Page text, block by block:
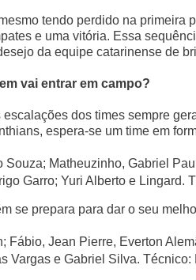
tendo perdido na primeira
e uma vitória. Essa
da equipe catarinense de
vai entrar em campo?
dos times sempre
espera-se um time em
Souza; Matheuzinho, Gabriel
Garro; Yuri Alberto e Lingard.
se prepara para dar o seu
Fábio, Jean Pierre, Everton
Vargas e Gabriel Silva. Técnico: